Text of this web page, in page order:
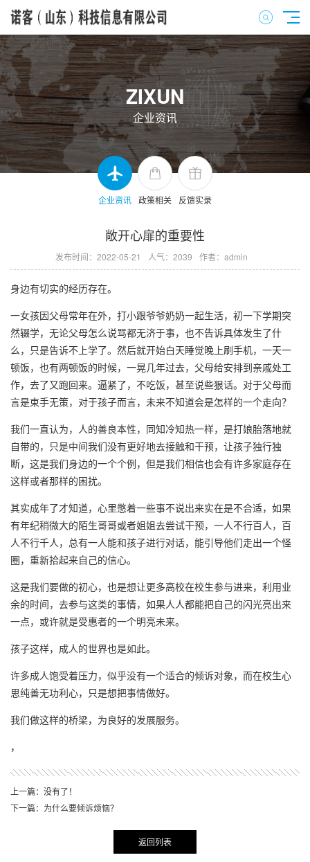
ZIXUN
企业资讯
企业资讯 政策相关 反馈实录
敞开心扉的重要性
发布时间：2022-05-21 人气：2039 作者：admin
身边有切实的经历存在。
一女孩因父母常年在外，打小跟爷爷奶奶一起生活，初一下学期突
然辍学，无论父母怎么说骂都无济于事，也不告诉具体发生了什
么，只是告诉不上学了。然后就开始白天睡觉晚上刷手机，一天一
顿饭，也有两顿饭的时候，一晃几年过去，父母给安排到亲戚处工
作，去了又跑回来。逼紧了，不吃饭，甚至说些狠话。对于父母而
言是束手无策，对于孩子而言，未来不知道会是怎样的一个走向？
我们一直认为，人的善良本性，同知冷知热一样，是打娘胎落地就
自带的，只是中间我们没有更好地去接触和干预，让孩子独行独
断，这是我们身边的一个个例，但是我们相信也会有许多家庭存在
这样或者那样的困扰。
其实成年了才知道，心里憋着一些事不说出来实在是不合适，如果
有年纪稍微大的陌生哥哥或者姐姐去尝试干预，一人不行百人，百
人不行千人，总有一人能和孩子进行对话，能引导他们走出一个怪
圈，重新拾起来自己的信心。
这是我们要做的初心，也是想让更多高校在校生参与进来，利用业
余的时间，去参与这类的事情，如果人人都能把自己的闪光亮出来
一点，或许就是受惠者的一个明亮未来。
孩子这样，成人的世界也是如此。
许多成人饱受着压力，似乎没有一个适合的倾诉对象，而在校生心
思纯善无功利心，只是想把事情做好。
我们做这样的桥梁，为良好的发展服务。
，
上一篇：没有了！
下一篇：为什么要倾诉烦恼？
返回列表